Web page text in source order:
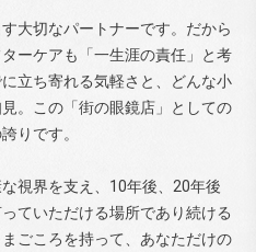
大切なパートナーです。だから
ーケアも「一生涯の責任」と考
立ち寄れる気軽さと、どんな小
。この「街の眼鏡店」としての
りです。
視界を支え、10年後、20年後
ていただける場所であり続ける
ごころを持って、あなただけの